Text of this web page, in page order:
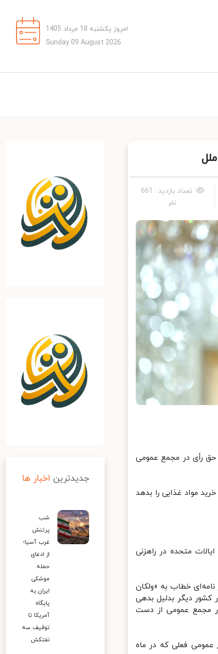
امروز یکشنبه 18 مرداد 1405
Sunday 09 August 2026
تعداد بازدید : 661
نفر
حق رأی در مجمع عمومی
مواد غذایی را بدهد
از ۱۱۰ میلیون دلاری که ایالات متحده در راهزنی
خطاب به «ولکان
دیگر بدلیل بدهی
مجمع عمومی از دست
فعلی که در ماه
جدیدترین اخبار ها
شب
پرتنش
غرب آسیا؛
از ادعای
حمله
موشکی
ایران به
پایگاه
آمریکا تا
توقیف سه
نفتکش